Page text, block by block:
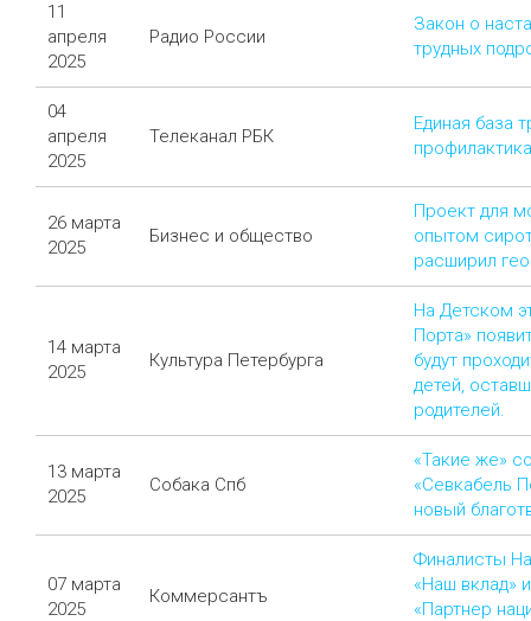
11
апреля
2025
Радио России
Закон о
трудных
04
апреля
2025
Телеканал РБК
Единая база
26 марта
2025
Бизнес и общество
Проект для
опытом
расширил
14 марта
2025
Культура Петербурга
На Детском
Порта»
будут
детей,
родителей.
13 марта
2025
Собака Спб
«Такие же»
«Севкабель
новый
07 марта
2025
Коммерсантъ
Финалисты
«Наш вклад»
«Партнер